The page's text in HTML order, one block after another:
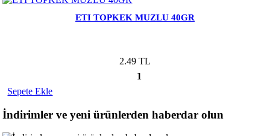
ETI TOPKEK MUZLU 40GR
2.49 TL
1
Sepete Ekle
İndirimler ve yeni ürünlerden haberdar olun